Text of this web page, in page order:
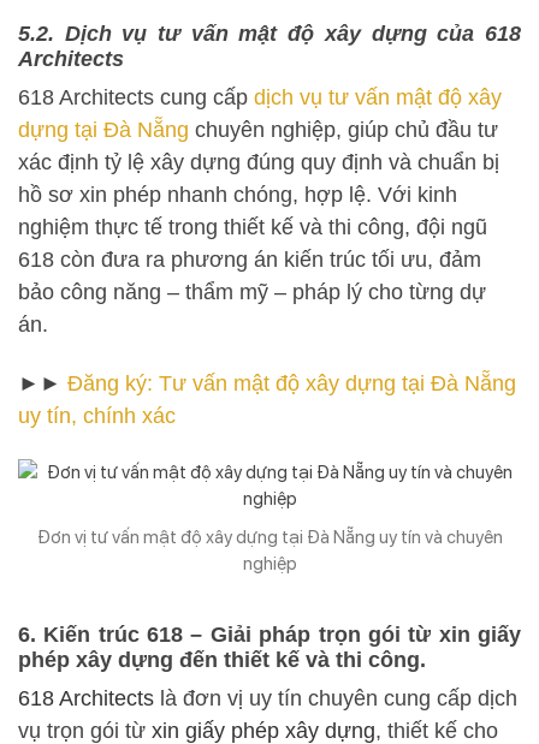
5.2. Dịch vụ tư vấn mật độ xây dựng của 618
Architects
618 Architects cung cấp dịch vụ tư vấn mật độ xây
dựng tại Đà Nẵng chuyên nghiệp, giúp chủ đầu tư
xác định tỷ lệ xây dựng đúng quy định và chuẩn bị
hồ sơ xin phép nhanh chóng, hợp lệ. Với kinh
nghiệm thực tế trong thiết kế và thi công, đội ngũ
618 còn đưa ra phương án kiến trúc tối ưu, đảm
bảo công năng – thẩm mỹ – pháp lý cho từng dự
án.
►► Đăng ký: Tư vấn mật độ xây dựng tại Đà Nẵng
uy tín, chính xác
Đơn vị tư vấn mật độ xây dựng tại Đà Nẵng uy tín và chuyên
nghiệp
6. Kiến trúc 618 – Giải pháp trọn gói từ xin giấy
phép xây dựng đến thiết kế và thi công.
618 Architects là đơn vị uy tín chuyên cung cấp dịch
vụ trọn gói từ xin giấy phép xây dựng, thiết kế cho